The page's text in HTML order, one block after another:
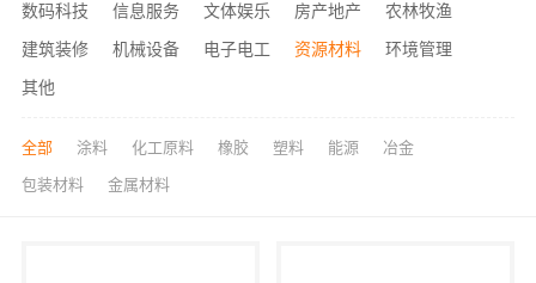
数码科技
信息服务 文体娱乐 房产地产
农林牧渔
建筑装修
机械设备 电子电工 资源材料
环境管理
其他
全部 涂料 化工原料 橡胶 塑料 能源 冶金
包装材料 金属材料